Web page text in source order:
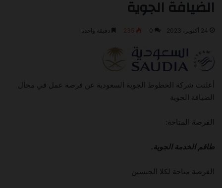
الضيافة الجوية
24 أكتوبر، 2023 0
235 دقيقة واحدة
أعلنت شركة الخطوط الجوية السعودية عن فرصة عمل في مجال
الضيافة الجوية
الفرصة المتاحة:
طاقم الخدمة الجوية.
الفرصة متاحة لكلا الجنسين